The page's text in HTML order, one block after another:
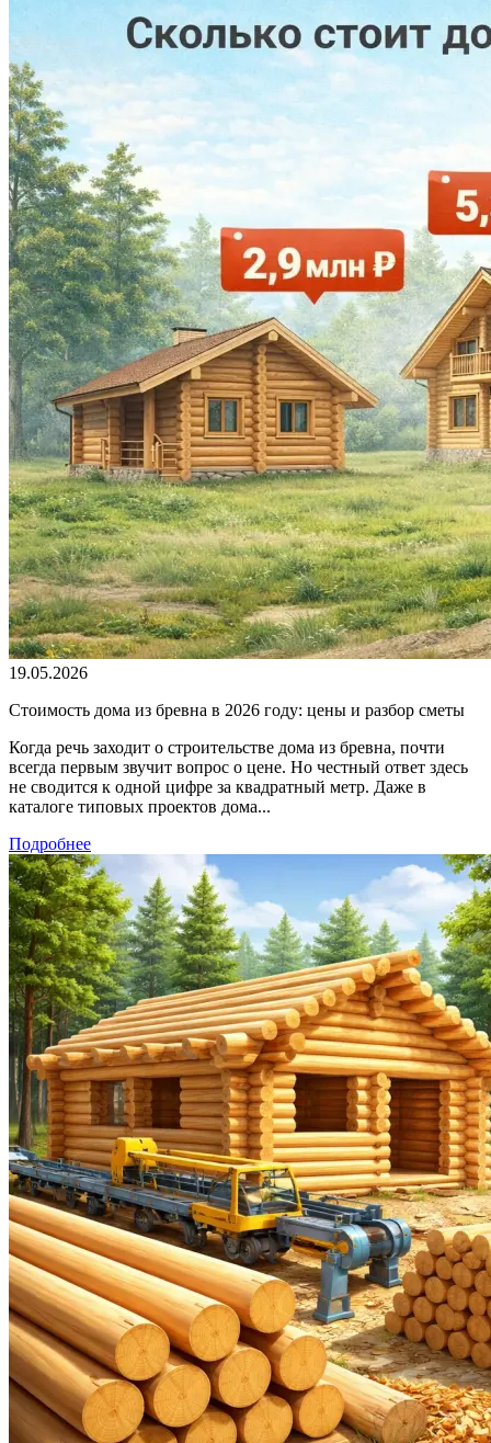
19.05.2026
Стоимость дома из бревна в 2026 году: цены и разбор сметы
Когда речь заходит о строительстве дома из бревна, почти
всегда первым звучит вопрос о цене. Но честный ответ здесь
не сводится к одной цифре за квадратный метр. Даже в
каталоге типовых проектов дома...
Подробнее